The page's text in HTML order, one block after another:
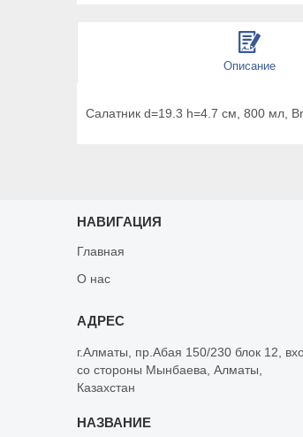
Описание
Салатник d=19.3 h=4.7 см, 800 мл,
НАВИГАЦИЯ
Главная
О нас
г.Алматы, пр.Абая 150/230 блок 12,
со стороны Мынбаева, Алматы,
Казахстан